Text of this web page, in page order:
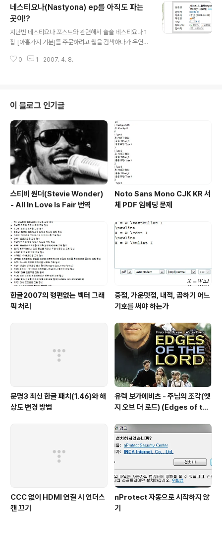
을 날려버려. 우리가 결정한 새로운 영토는, 안전한 피난처의 요건을 모두 갖추
고 있지. 지금은 멀게 느껴지지만 시간은 다가오고 있어. 우리의 사상이 이륙해
서 대기를 가르면, 순수한 음파는 거의 무한대에 전해지고, 게다가..
네스티요나(Nastyona) ep를 아직도 파는
곳이!?
지난번 네스티요나 포스트와 관련해서 슬슬 네스티요나 1
집 [아홉가지 기분]를 주문하려고 웹을 검색하다가 우연히
직도 파는 곳을 발견했습니다! 네이버 지식쇼핑을 통해서
데요... 알라딘, 예스24, (지금은 없어진) 창고 등에서, 재고
있는 걸 보고 주문을 했는데도 불구하고 며칠 기다리면 물
건은 안 오고 '죄송합니다 고객님-_-' 뭐 이런 메일이 날아
온 경험이 워낙 많다보니-_-a 하긴 제가 구하는 음반이 그
다지 평범하지 않은 건 사실이니까요; 하지만 평소에는 상
품 관리 안..
0 1 2007. 4. 8.
이 블로그 인기글
스티비 원더(Stevie Wonder)
- All In Love Is Fair 번역
Noto Sans Mono CJK KR 서
체 PDF 임베딩 문제
한글2007의 형편없는 벡터 그래
픽 처리
중점, 가운뎃점, 내적, 곱하기 어느
기호를 써야 하는가
문명3 최신 한글 패치(1.46)와 해
상도 변경 방법
유렉 보가에비츠 - 주님의 조각(엣
지 오브 더 로드) (Edges of the
CCC 없이 HDMI 연결 시 언더스
캔 끄기
nProtect 자동으로 시작하지 않
기